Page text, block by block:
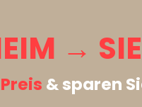
→
& sparen